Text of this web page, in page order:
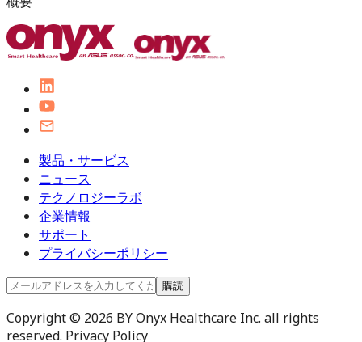
製品・サービス
ニュース
テクノロジーラボ
企業情報
サポート
プライバシーポリシー
購読
Copyright © 2026 BY Onyx Healthcare Inc. all rights
reserved. Privacy Policy